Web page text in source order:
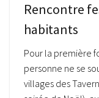
Rencontre
habitants
Pour la première
personne ne se
villages des